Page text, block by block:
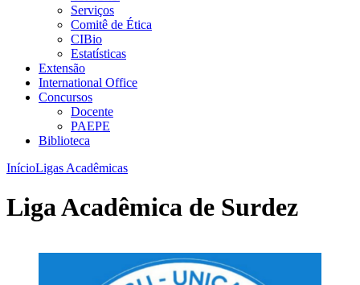
Serviços
Comitê de Ética
CIBio
Estatísticas
Extensão
International Office
Concursos
Docente
PAEPE
Biblioteca
InícioLigas Acadêmicas
Liga Acadêmica de Surdez